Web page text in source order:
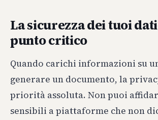
La sicurezza dei tuoi
punto critico
Quando carichi informazioni su
generare un documento, la
priorità assoluta. Non puoi
sensibili a piattaforme che non